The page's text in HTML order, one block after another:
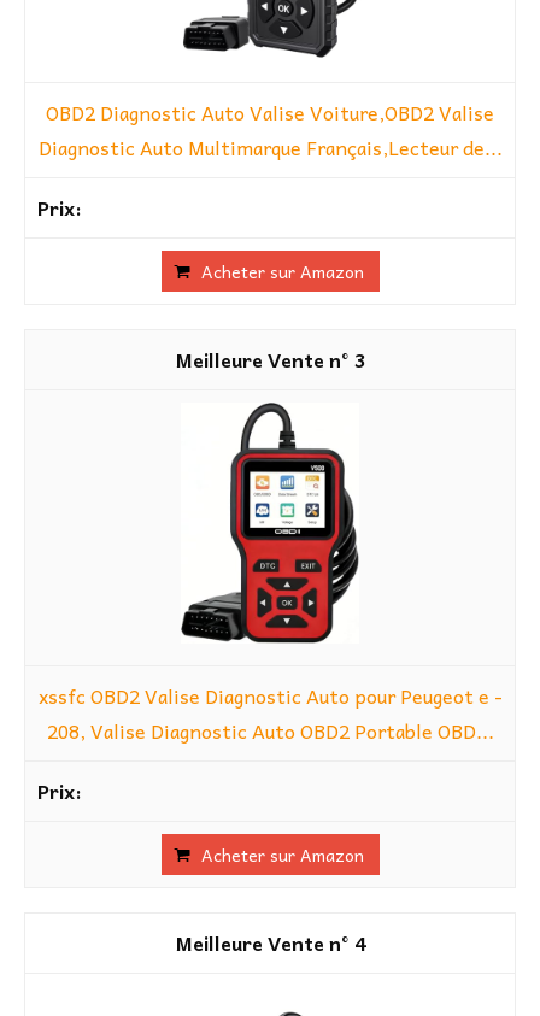
OBD2 Diagnostic Auto Valise Voiture,OBD2 Valise
Diagnostic Auto Multimarque Français,Lecteur de...
Acheter sur Amazon
3
xssfc OBD2 Valise Diagnostic Auto pour Peugeot e -
208, Valise Diagnostic Auto OBD2 Portable OBD...
Acheter sur Amazon
4